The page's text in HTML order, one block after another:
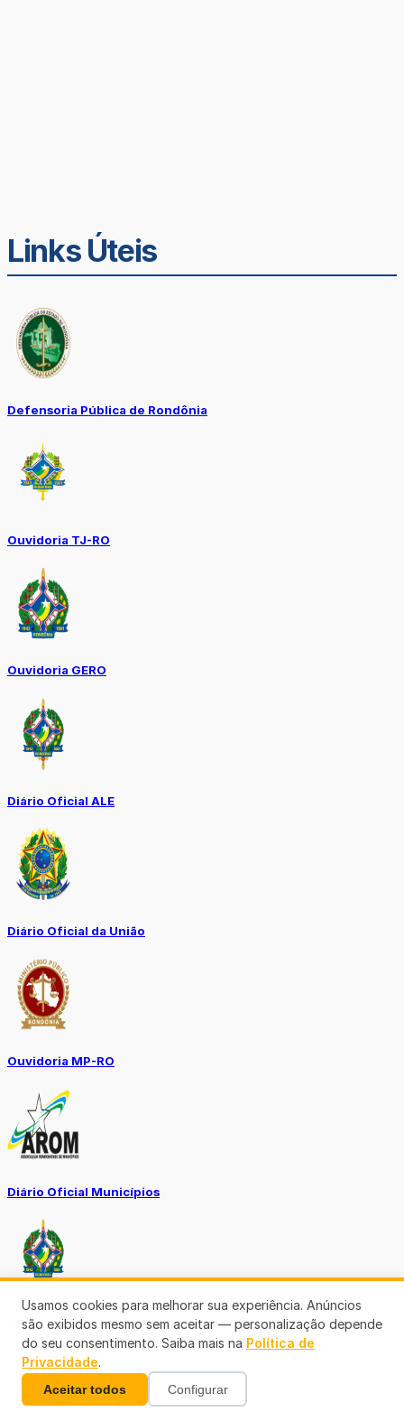
Links Úteis
Defensoria Pública de Rondônia
Ouvidoria TJ-RO
Ouvidoria GERO
Diário Oficial ALE
Diário Oficial da União
Ouvidoria MP-RO
Diário Oficial Municípios
Diario Oficial Justiça
Usamos cookies para melhorar sua experiência. Anúncios
são exibidos mesmo sem aceitar — personalização depende
do seu consentimento. Saiba mais na Política de
Privacidade.
Aceitar todos Configurar